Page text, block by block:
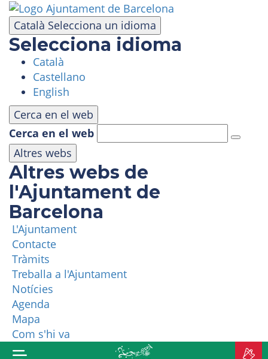
Català Selecciona un idioma
Selecciona idioma
Català
Castellano
English
Cerca en el web
Cerca en el web
Altres webs
Altres webs de
l'Ajuntament de
Barcelona
L'Ajuntament
Contacte
Tràmits
Treballa a l'Ajuntament
Notícies
Agenda
Mapa
Com s'hi va
Vés
contingut
VISITA
PARC D'ATRACCIONS
ÀREA PANORÀMICA
MASIA TIBIDABO
FUNICULAR
TIBICLUB
QUI SOM?
MÉS PRODUCTES